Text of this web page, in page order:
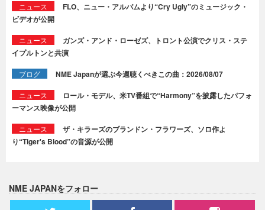
ニュース
FLO、ニュー・アルバムより“Cry Ugly”のミュージック・
ビデオが公開
ニュース
ガンズ・アンド・ローゼズ、トロント公演でクリス・ステ
イプルトンと共演
ブログ NME Japanが選ぶ今週聴くべきこの曲：2026/08/07
ニュース
ロール・モデル、米TV番組で“Harmony”を披露したパフォ
ーマンス映像が公開
ニュース
ザ・キラーズのブランドン・フラワーズ、ソロ作よ
り“Tiger's Blood”の音源が公開
NME JAPANをフォロー